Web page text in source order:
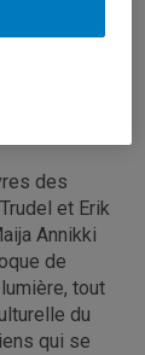
inédite
au
Finlande.
corpus de
des
et Erik
Annikki
de
tout
du
qui se